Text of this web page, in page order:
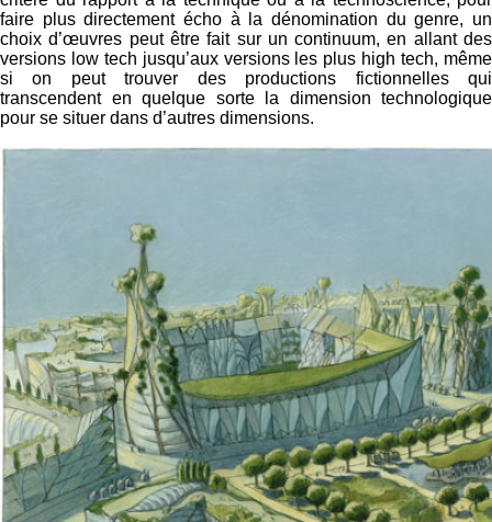
faire plus directement écho à la dénomination du genre, un
choix d’œuvres peut être fait sur un continuum, en allant des
versions low tech jusqu’aux versions les plus high tech, même
si on peut trouver des productions fictionnelles qui
transcendent en quelque sorte la dimension technologique
pour se situer dans d’autres dimensions.